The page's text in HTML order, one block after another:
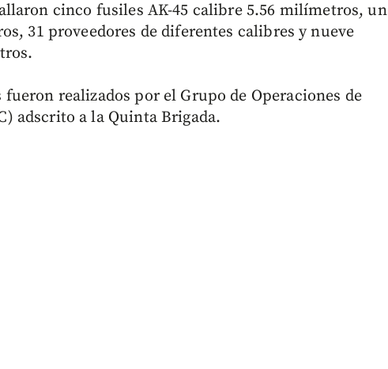
cinco fusiles AK-45 calibre 5.56 milímetros, un
31 proveedores de diferentes calibres y nueve
realizados por el Grupo de Operaciones de
adscrito a la Quinta Brigada.